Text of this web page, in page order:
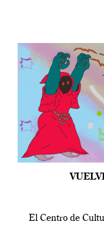
El Centro de